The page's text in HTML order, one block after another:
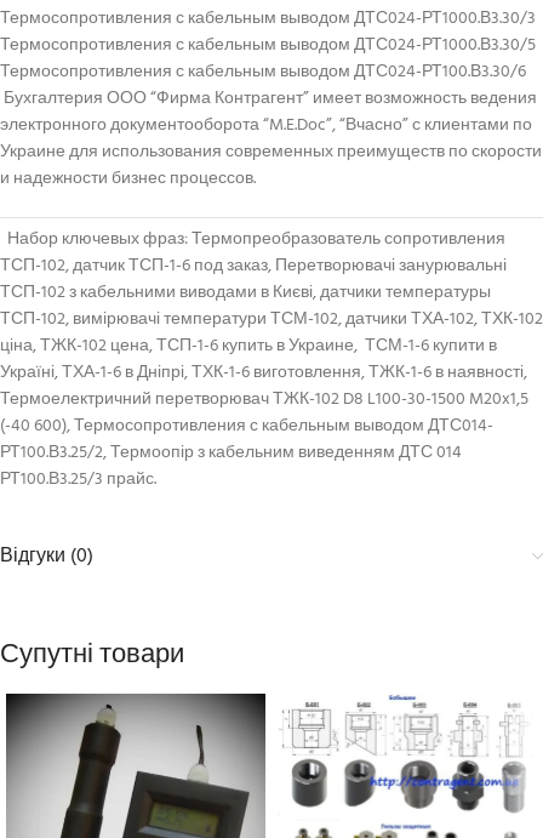
Термосопротивления с кабельным выводом ДТС024-РТ1000.В3.30/3
Термосопротивления с кабельным выводом ДТС024-РТ1000.В3.30/5
Термосопротивления с кабельным выводом ДТС024-РТ100.В3.30/6
Бухгалтерия ООО “Фирма Контрагент” имеет возможность ведения
электронного документооборота “M.E.Doc”, “Вчасно” с клиентами по
Украине для использования современных преимуществ по скорости
и надежности бизнес процессов.
Набор ключевых фраз: Термопреобразователь сопротивления
ТСП-102, датчик ТСП-1-6 под заказ, Перетворювачі занурювальні
ТСП-102 з кабельними виводами в Києві, датчики температуры
ТСП-102, вимірювачі температури ТСМ-102, датчики ТХА-102, ТХК-102
ціна, ТЖК-102 цена, ТСП-1-6 купить в Украине, ТСМ-1-6 купити в
Україні, ТХА-1-6 в Дніпрі, ТХК-1-6 виготовлення, ТЖК-1-6 в наявності,
Термоелектричний перетворювач ТЖК-102 D8 L100-30-1500 M20x1,5
(-40 600),Термосопротивления с кабельным выводом ДТС014-
РТ100.В3.25/2, Термоопір з кабельним виведенням ДТС 014
РТ100.В3.25/3 прайс.
Відгуки (0)
Супутні товари